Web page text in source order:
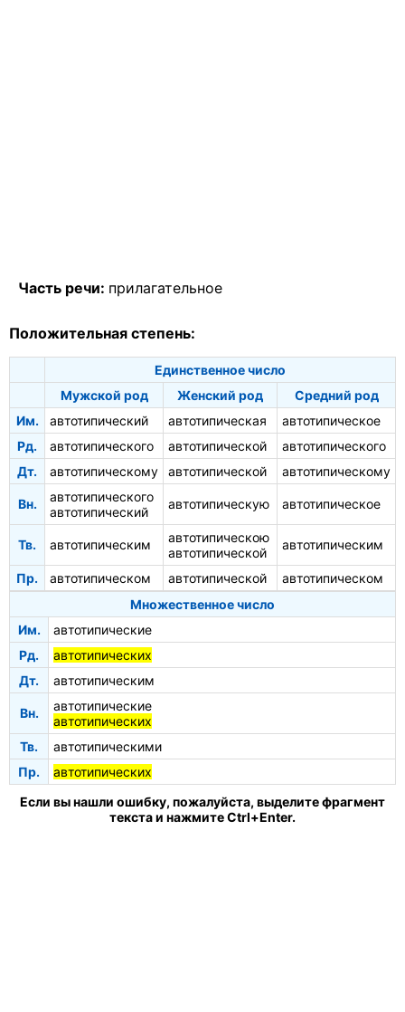
Часть речи: прилагательное
Положительная степень:
Единственное число
Мужской род
Женский род
Средний род
Им.
автотипический автотипическая
автотипическое
Рд.
автотипического автотипической
автотипического
Дт.
автотипическому автотипической автотипическому
Вн.
автотипического
автотипический
автотипическую автотипическое
Тв. автотипическим
автотипическою
автотипической
автотипическим
Пр. автотипическом автотипической
автотипическом
Множественное число
Им.
автотипические
Рд.
автотипических
Дт.
автотипическим
Вн.
автотипические
автотипических
Тв.
автотипическими
Пр.
автотипических
Если вы нашли ошибку, пожалуйста, выделите фрагмент
текста и нажмите Ctrl+Enter.